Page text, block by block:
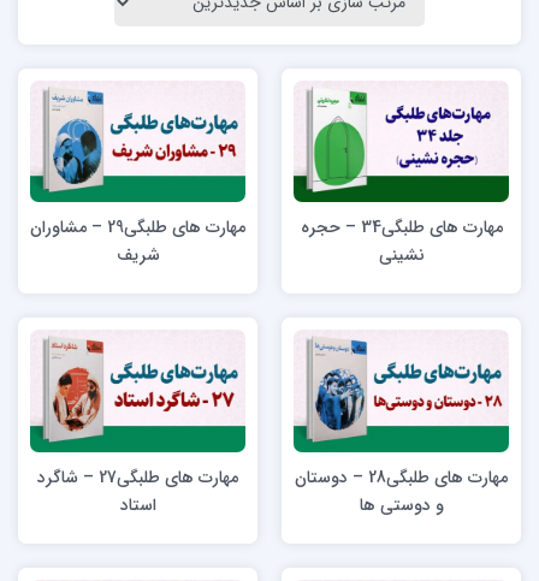
مهارت های طلبگی34 – حجره
نشینی
مهارت های طلبگی29 – مشاوران
شریف
مهارت های طلبگی28 – دوستان
و دوستی ها
مهارت های طلبگی27 – شاگرد
استاد